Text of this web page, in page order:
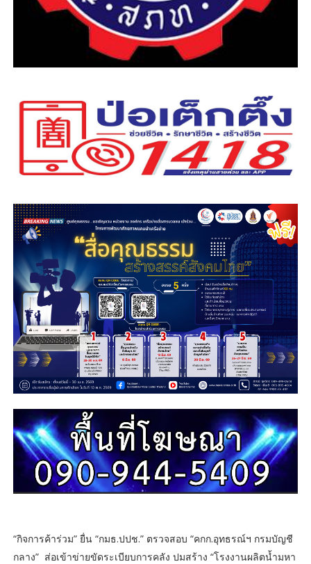
“กิจการค้าร่วม” ยื่น “กมธ.ปปช.” ตรวจสอบ “คกก.อุทธรณ์ฯ กรมบัญชี
กลาง” ส่อเข้าข่ายขัดระเบียบการคลัง ปมสร้าง “โรงงานผลิตน้ำมหา